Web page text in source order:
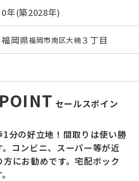
0年(築2028年)
福岡県福岡市南区大楠 ３丁目
セールスポイン
1分の好立地！間取りは使い勝
コンビニ、スーパー等が近
にお勧めです。宅配ボック